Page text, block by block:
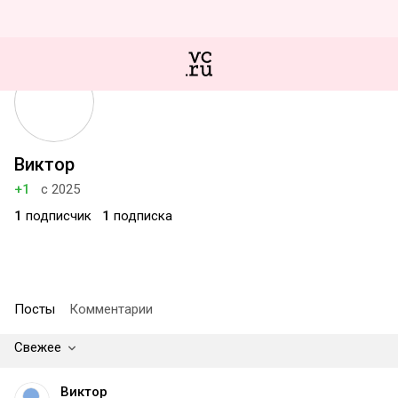
Виктор
+1
с 2025
1 подписчик 1 подписка
Посты Комментарии
Свежее
Виктор